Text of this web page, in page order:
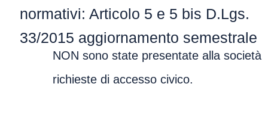
normativi: Articolo 5 e 5 bis D.Lgs.
33/2015 aggiornamento semestrale
NON sono state presentate alla società
richieste di accesso civico.